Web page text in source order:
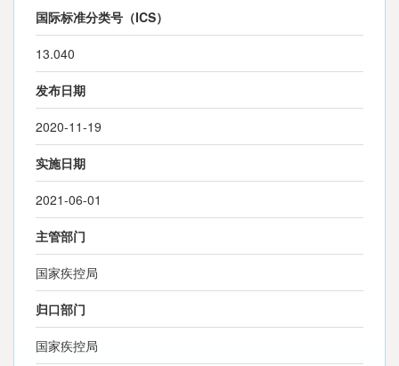
国际标准分类号（ICS）
13.040
发布日期
2020-11-19
实施日期
2021-06-01
主管部门
国家疾控局
归口部门
国家疾控局